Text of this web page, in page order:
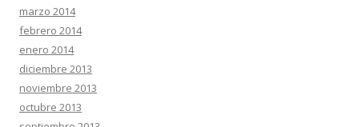
marzo 2014
febrero 2014
enero 2014
diciembre 2013
noviembre 2013
octubre 2013